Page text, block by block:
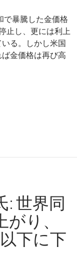
で暴騰した金価格
止し、更には利上
る。しかし米国
金価格は再び高
経済減速で通貨切
: 世界同
り、
下に下